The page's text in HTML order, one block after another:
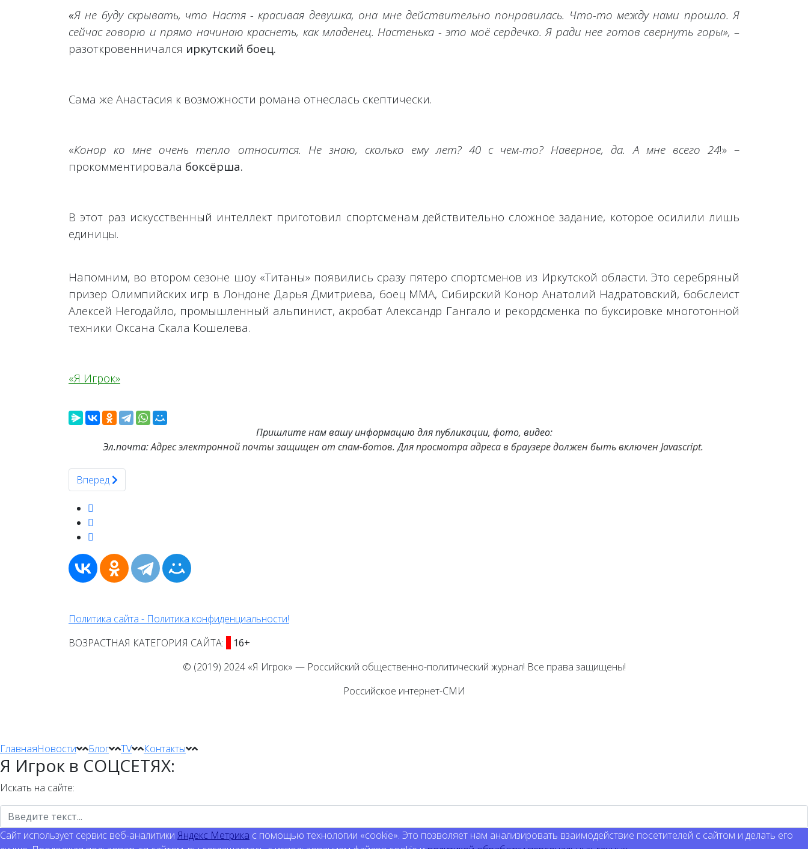
«Я не буду скрывать, что Настя - красивая девушка, она мне действительно понравилась. Что-то между нами прошло. Я
сейчас говорю и прямо начинаю краснеть, как младенец. Настенька - это моё сердечко. Я ради нее готов свернуть горы», –
разоткровенничался иркутский боец.
Сама же Анастасия к возможности романа отнеслась скептически.
«Конор ко мне очень тепло относится. Не знаю, сколько ему лет? 40 с чем-то? Наверное, да. А мне всего 24!» –
прокомментировала боксёрша.
В этот раз искусственный интеллект приготовил спортсменам действительно сложное задание, которое осилили лишь
единицы.
Напомним, во втором сезоне шоу «Титаны» появились сразу пятеро спортсменов из Иркутской области. Это серебряный
призер Олимпийских игр в Лондоне Дарья Дмитриева, боец ММА, Сибирский Конор Анатолий Надратовский, бобслеист
Алексей Негодайло, промышленный альпинист, акробат Александр Гангало и рекордсменка по буксировке многотонной
техники Оксана Скала Кошелева.
«Я Игрок»
Пришлите нам вашу информацию для публикации, фото, видео:
Эл.почта:Адрес электронной почты защищен от спам-ботов. Для просмотра адреса в браузере должен быть включен Javascript.
Следующий: Дима Билан стал главным на «Новой Фабрике звезд» на ТНТ
Вперед
Политика сайта - Политика конфиденциальности!
ВОЗРАСТНАЯ КАТЕГОРИЯ САЙТА:
16+
© (2019) 2024 «Я Игрок» — Российский общественно-политический журнал! Все права защищены!
Российское интернет-СМИ
ГлавнаяНовости Блог TV Контакты
Я Игрок в СОЦСЕТЯХ:
Искать на сайте:
Сайт использует сервис веб-аналитики Яндекс Метрика с помощью технологии «cookie». Это позволяет нам анализировать взаимодействие посетителей с сайтом и делать его